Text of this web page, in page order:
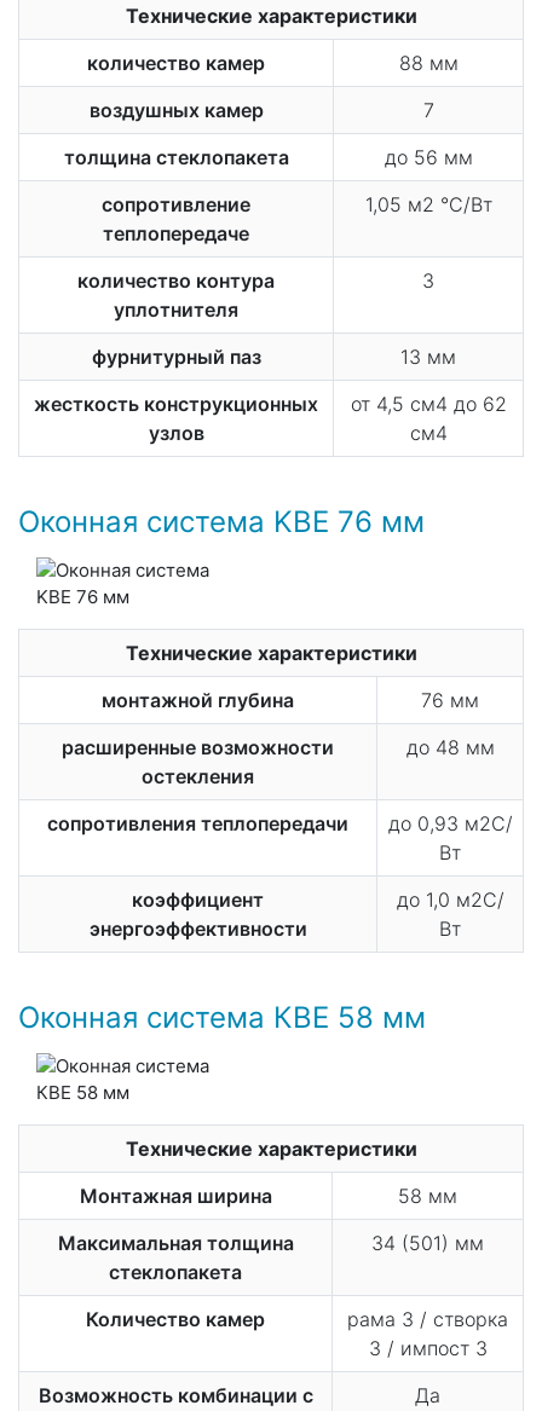
Технические характеристики
количество камер
88 мм
воздушных камер
7
толщина стеклопакета
до 56 мм
сопротивление
теплопередаче
1,05 м2 °С/Вт
количество контура
уплотнителя
3
фурнитурный паз
13 мм
жесткость конструкционных
узлов
от 4,5 см4 до 62
см4
Оконная система KBE 76 мм
Технические характеристики
монтажной глубина
76 мм
расширенные возможности
остекления
до 48 мм
сопротивления теплопередачи
до 0,93 м2С/
Вт
коэффициент
энергоэффективности
до 1,0 м2С/
Вт
Оконная система КВЕ 58 мм
Технические характеристики
Монтажная ширина
58 мм
Максимальная толщина
стеклопакета
34 (501) мм
Количество камер
рама 3 / створка
3 / импост 3
Возможность комбинации с
Да